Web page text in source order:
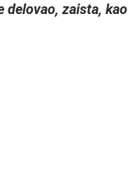
delovao, zaista, kao